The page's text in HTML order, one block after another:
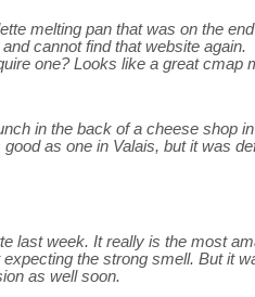
melting pan that was on the
cannot find that website
one? Looks like a great cmap
in the back of a cheese shop
as one in Valais, but it was
last week. It really is the most
the strong smell. But it
as well soon.